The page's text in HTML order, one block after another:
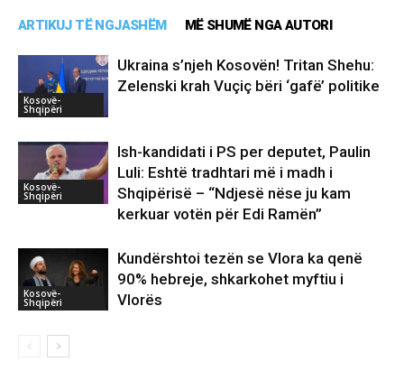
ARTIKUJ TË NGJASHËM MË SHUMË NGA AUTORI
Kosovë-
Shqipëri
Ukraina s’njeh Kosovën! Tritan Shehu:
Zelenski krah Vuçiç bëri ‘gafë’ politike
Kosovë-
Shqipëri
Ish-kandidati i PS per deputet, Paulin
Luli: Eshtë tradhtari më i madh i
Shqipërisë – “Ndjesë nëse ju kam
kerkuar votën për Edi Ramën”
Kosovë-
Shqipëri
Kundërshtoi tezën se Vlora ka qenë
90% hebreje, shkarkohet myftiu i
Vlorës